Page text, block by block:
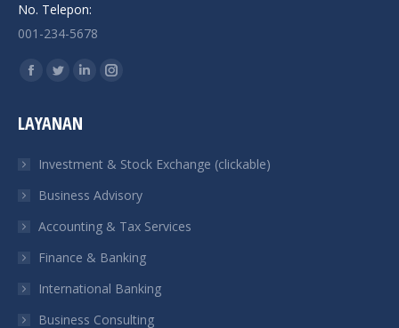
No. Telepon:
001-234-5678
Find us on:
Facebook
opens
new
window
Twitter
opens
new
window
Linkedin
new
window
Instagram
new
window
LAYANAN
Investment & Stock Exchange (clickable)
Business Advisory
Accounting & Tax Services
Finance & Banking
International Banking
Business Consulting